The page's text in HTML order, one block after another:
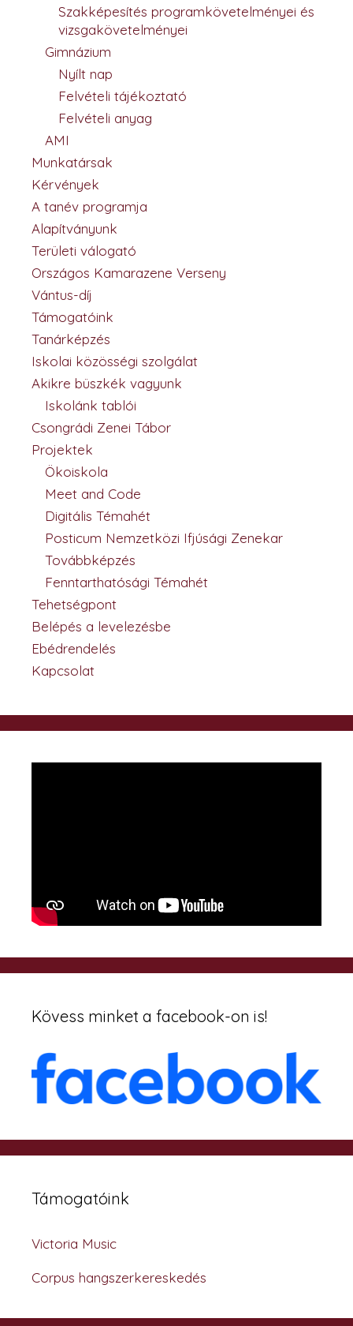
Szakképesítés programkövetelményei és
vizsgakövetelményei
Gimnázium
Nyílt nap
Felvételi tájékoztató
Felvételi anyag
AMI
Munkatársak
Kérvények
A tanév programja
Alapítványunk
Területi válogató
Országos Kamarazene Verseny
Vántus-díj
Támogatóink
Tanárképzés
Iskolai közösségi szolgálat
Akikre büszkék vagyunk
Iskolánk tablói
Csongrádi Zenei Tábor
Projektek
Ökoiskola
Meet and Code
Digitális Témahét
Posticum Nemzetközi Ifjúsági Zenekar
Továbbképzés
Fenntarthatósági Témahét
Tehetségpont
Belépés a levelezésbe
Ebédrendelés
Kapcsolat
Kövess minket a facebook-on is!
Támogatóink
Victoria Music
Corpus hangszerkereskedés